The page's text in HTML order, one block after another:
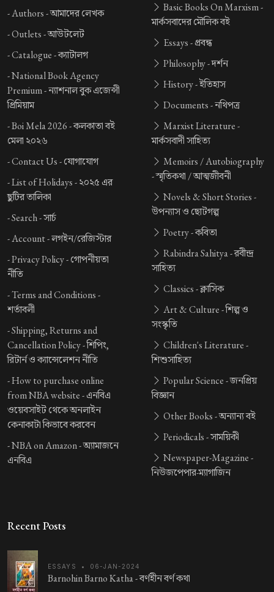
-Authors -আমাদের লেখক
-Outlets -আউটলেট
-Catalogue -ক্যাটালগ
-National Book Agency
Premium -ন্যাশনাল বুক এজেন্সী
প্রিমিয়াম
-Boi Mela 2026 -কলকাতা বই
মেলা ২০২৬
-Contact Us -যোগাযোগ
-List of Holidays -২০২৫ এর
ছুটির তালিকা
-Search -সার্চ
-Account -লগইন/রেজিস্টার
-Privacy Policy -গোপনীয়তা
নীতি
-Terms and Conditions -
শর্তাবলী
-Shipping, Returns and
Cancellation Policy -শিপিং,
রিটার্ন ও ক্যান্সেলেশন নীতি
-How to purchase online
from NBA website -এনবিএ
ওয়েবসাইট থেকে অনলাইন
কেনাকাটা কিভাবে করবেন
-NBA on Amazon -অ্যামাজনে
এনবিএ
Basic Books On Marxism -
মার্কসবাদের মৌলিক বই
Essays -প্রবন্ধ
Philosophy -দর্শন
History -ইতিহাস
Documents -নথিপত্র
Marxist Literature -
মার্কসবাদী সাহিত্য
Memoirs / Autobiography
-স্মৃতিকথা / আত্মজীবনী
Novels & Short Stories -
উপন্যাস ও ছোটগল্প
Poetry -কবিতা
Rabindra Sahitya -রবীন্দ্র
সাহিত্য
Classics -ক্লাসিক
Art & Culture -শিল্প ও
সংস্কৃতি
Children's Literature -
শিশুসাহিত্য
Popular Science -জনপ্রিয়
বিজ্ঞান
Other Books -অন্যান্য বই
Periodicals -সাময়িকী
Newspaper-Magazine -
নিউজপেপার-ম্যাগাজিন
Recent Posts
ESSAYS • 06-JAN-2024
Barnohin Barno Katha -বর্ণহীন বর্ণ কথা